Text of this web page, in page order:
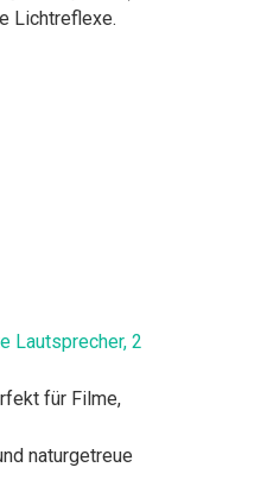
Lichtreflexe.
Lautsprecher, 2
für Filme,
naturgetreue